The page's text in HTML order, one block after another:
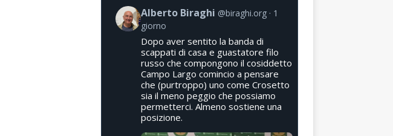
Alberto Biraghi @biraghi.org
1
giorno
Dopo aver sentito la banda di
scappati di casa e guastatore filo
russo che compongono il cosiddetto
Campo Largo comincio a pensare
che (purtroppo) uno come Crosetto
sia il meno peggio che possiamo
permetterci. Almeno sostiene una
posizione.